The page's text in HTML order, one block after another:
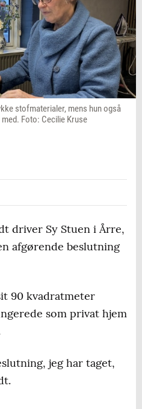
stofmaterialer, mens hun også
Foto: Cecilie Kruse
driver Sy Stuen i Årre,
afgørende beslutning
90 kvadratmeter
som privat hjem
jeg har taget,